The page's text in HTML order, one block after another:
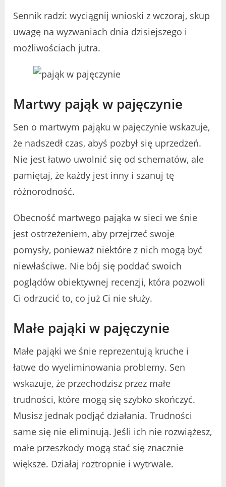
Sennik radzi: wyciągnij wnioski z wczoraj, skup
uwagę na wyzwaniach dnia dzisiejszego i
możliwościach jutra.
Martwy pająk w pajęczynie
Sen o martwym pająku w pajęczynie wskazuje,
że nadszedł czas, abyś pozbył się uprzedzeń.
Nie jest łatwo uwolnić się od schematów, ale
pamiętaj, że każdy jest inny i szanuj tę
różnorodność.
Obecność martwego pająka w sieci we śnie
jest ostrzeżeniem, aby przejrzeć swoje
pomysły, ponieważ niektóre z nich mogą być
niewłaściwe. Nie bój się poddać swoich
poglądów obiektywnej recenzji, która pozwoli
Ci odrzucić to, co już Ci nie służy.
Małe pająki w pajęczynie
Małe pająki we śnie reprezentują kruche i
łatwe do wyeliminowania problemy. Sen
wskazuje, że przechodzisz przez małe
trudności, które mogą się szybko skończyć.
Musisz jednak podjąć działania. Trudności
same się nie eliminują. Jeśli ich nie rozwiążesz,
małe przeszkody mogą stać się znacznie
większe. Działaj roztropnie i wytrwale.